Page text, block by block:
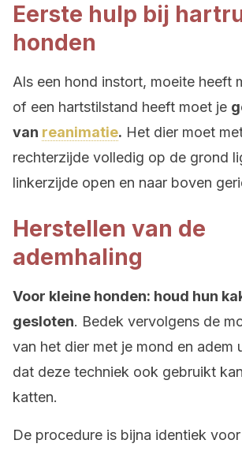
Eerste hulp bij
honden
Als een hond instort, moeite heeft
of een hartstilstand heeft moet je
van reanimatie. Het dier moet
rechterzijde volledig op de grond
linkerzijde open en naar boven
Herstellen van de
ademhaling
Voor kleine honden: houd hun
gesloten. Bedek vervolgens de
van het dier met je mond en adem
dat deze techniek ook gebruikt
katten.
De procedure is bijna identiek